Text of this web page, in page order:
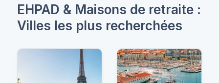
EHPAD & Maisons de retraite :
Villes les plus recherchées